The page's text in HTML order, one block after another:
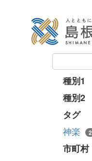
種別1
種別2
タグ
神楽
2
市町村